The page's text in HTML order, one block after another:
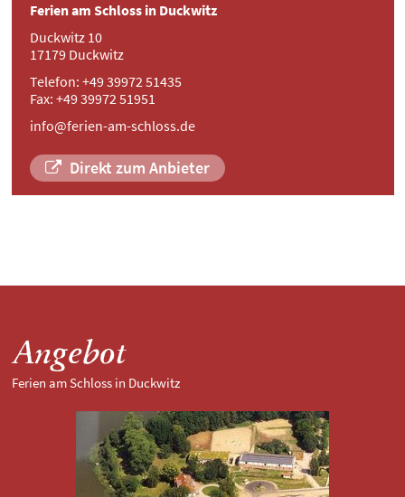
Ferien am Schloss in Duckwitz
Duckwitz 10
17179 Duckwitz
Telefon: +49 39972 51435
Fax: +49 39972 51951
info@ferien-am-schloss.de
Direkt zum Anbieter
Angebot
Ferien am Schloss in Duckwitz